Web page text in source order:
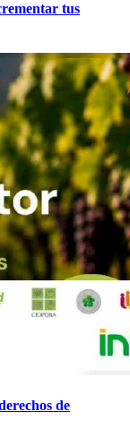
tus
de